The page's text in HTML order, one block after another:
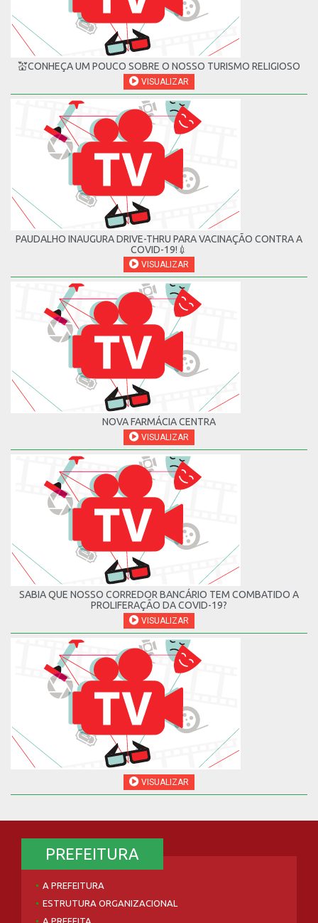
💒CONHEÇA UM POUCO SOBRE O NOSSO TURISMO RELIGIOSO
VISUALIZAR
PAUDALHO INAUGURA DRIVE-THRU PARA VACINAÇÃO CONTRA A
COVID-19!💉
VISUALIZAR
NOVA FARMÁCIA CENTRA
VISUALIZAR
SABIA QUE NOSSO CORREDOR BANCÁRIO TEM COMBATIDO A
PROLIFERAÇÃO DA COVID-19?
VISUALIZAR
VISUALIZAR
PREFEITURA
A PREFEITURA
ESTRUTURA ORGANIZACIONAL
A PREFEITA